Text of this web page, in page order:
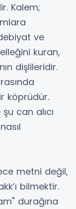
Kalem;
ve
kuran,
dişlileridir.
köprüdür.
can alıcı
metni değil,
bilmektir.
durağına